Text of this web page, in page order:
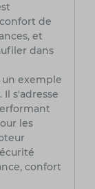
de
et
dans
un exemple
s'adresse
les
confort